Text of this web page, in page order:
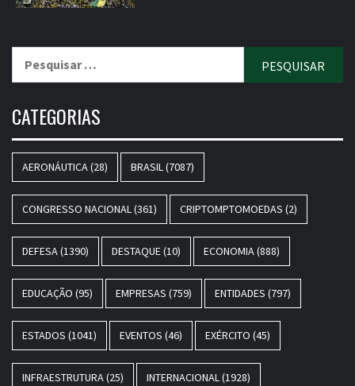
CATEGORIAS
AERONÁUTICA(28) BRASIL(7087)
CONGRESSO NACIONAL(361) CRIPTOMPTOMOEDAS (2)
DEFESA(1390) DESTAQUE(10) ECONOMIA(888)
EDUCAÇÃO (95) EMPRESAS (759) ENTIDADES (797)
ESTADOS (1041) EVENTOS (46) EXÉRCITO (45)
INFRAESTRUTURA(25) INTERNACIONAL(1928)